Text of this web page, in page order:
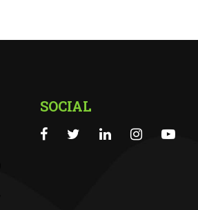
SOCIAL